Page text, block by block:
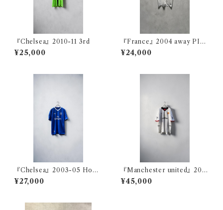
『Chelsea』2010-11 3rd
¥25,000
『France』2004 away PIRE
S
¥24,000
『Chelsea』2003-05 Home
LAMPARD
¥27,000
『Manchester united』200
2-03 away BECKHAM
¥45,000